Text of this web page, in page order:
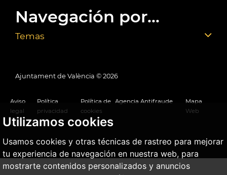
Utilizamos cookies
Usamos cookies y otras técnicas de rastreo para mejorar
tu experiencia de navegación en nuestra web, para
mostrarte contenidos personalizados y anuncios
Navegación por...
Temas
Ajuntament de València © 2026
Aviso
legal
Política
privacidad
Política de
cookies
Agencia Antifraude
Mapa
Web